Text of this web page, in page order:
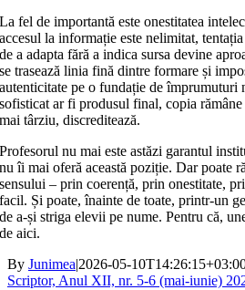
La fel de importantă este onestitatea
accesul la informație este nelimitat,
de a adapta fără a indica sursa devine
se trasează linia fină dintre formare și
autenticitate pe o fundație de împrumuturi
sofisticat ar fi produsul final, copia
mai târziu, discreditează.
Profesorul nu mai este astăzi garantul
nu îi mai oferă această poziție. Dar poate
sensului – prin coerență, prin onestitate,
facil. Și poate, înainte de toate, printr‑un
de a‑și striga elevii pe nume. Pentru că,
de aici.
By Junimea|2026-05-
Scriptor, Anul XII, nr. 5-6 (mai-iunie)